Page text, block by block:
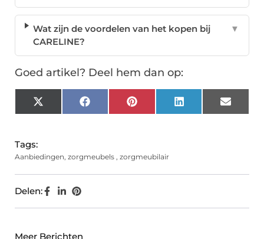
Wat zijn de voordelen van het kopen bij
CARELINE?
▼
Goed artikel? Deel hem dan op:
X
(Twitter)
FacebookPinterest LinkedIn Email
Tags:
Aanbiedingen, zorgmeubels , zorgmeubilair
Delen:
Meer Berichten